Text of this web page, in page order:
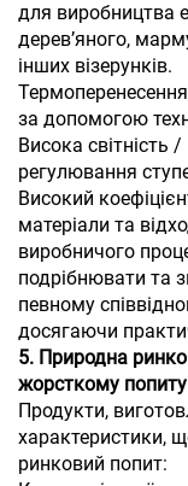
для виробництва
дерев’яного,
інших візерунків.
за допомогою
Висока світність
регулювання
Високий
матеріали та
виробничого
подрібнювати та
певному
досягаючи
5. Природна
жорсткому попиту
Продукти,
характеристики,
ринковий попит: